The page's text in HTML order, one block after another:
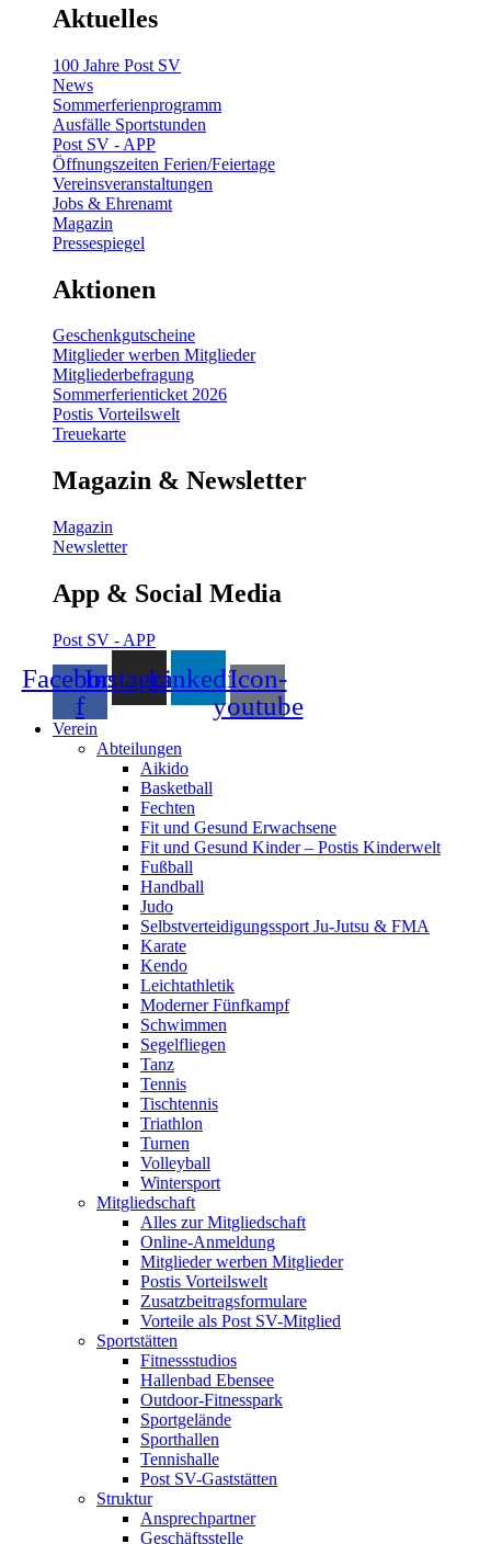
Aktuelles
100 Jahre Post SV
News
Sommerferienprogramm
Ausfälle Sportstunden
Post SV - APP
Öffnungszeiten Ferien/Feiertage
Vereinsveranstaltungen
Jobs & Ehrenamt
Magazin
Pressespiegel
Aktionen
Geschenkgutscheine
Mitglieder werben Mitglieder
Mitgliederbefragung
Sommerferienticket 2026
Postis Vorteilswelt
Treuekarte
Magazin & Newsletter
Magazin
Newsletter
App & Social Media
Post SV - APP
Facebook-
f
InstagramLinkedinIcon-
youtube
Verein
Abteilungen
Aikido
Basketball
Fechten
Fit und Gesund Erwachsene
Fit und Gesund Kinder – Postis Kinderwelt
Fußball
Handball
Judo
Selbstverteidigungssport Ju-Jutsu & FMA
Karate
Kendo
Leichtathletik
Moderner Fünfkampf
Schwimmen
Segelfliegen
Tanz
Tennis
Tischtennis
Triathlon
Turnen
Volleyball
Wintersport
Mitgliedschaft
Alles zur Mitgliedschaft
Online-Anmeldung
Mitglieder werben Mitglieder
Postis Vorteilswelt
Zusatzbeitragsformulare
Vorteile als Post SV-Mitglied
Sportstätten
Fitnessstudios
Hallenbad Ebensee
Outdoor-Fitnesspark
Sportgelände
Sporthallen
Tennishalle
Post SV-Gaststätten
Struktur
Ansprechpartner
Geschäftsstelle